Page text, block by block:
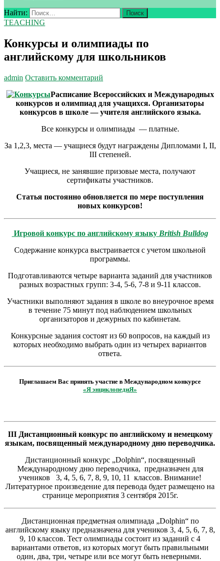
Найти:
TEACHING
Конкурсы и олимпиады по
английскому для школьников
admin Оставить комментарий
Расписание Всероссийских и Международных
конкурсов и олимпиад для учащихся. Организаторы
конкурсов в школе — учителя английского языка.
Все конкурсы и олимпиады — платные.
За 1,2,3, места — учащиеся будут награждены Дипломами I, II,
III степеней.
Учащиеся, не занявшие призовые места, получают
сертификаты участников.
Статья постоянно обновляется по мере поступления
новых конкурсов!
Игровой конкурс по английскому языку British Bulldog
Содержание конкурса выстраивается с учетом школьной
программы.
Подготавливаются четыре варианта заданий для участников
разных возрастных групп: 3-4, 5-6, 7-8 и 9-11 классов.
Участники выполняют задания в школе во внеурочное время
в течение 75 минут под наблюдением школьных
организаторов и дежурных по кабинетам.
Конкурсные задания состоят из 60 вопросов, на каждый из
которых необходимо выбрать один из четырех вариантов
ответа.
Приглашаем Вас принять участие в Международном конкурсе
«Я энциклопедиЯ»
IIIДистанционный конкурс по английскому и немецкому
языкам, посвященный международному дню переводчика.
Дистанционный конкурс „Dolphin“, посвященный
Международному дню переводчика, предназначен для
учеников 3, 4, 5, 6, 7, 8, 9, 10, 11 классов. Внимание!
Литературное произведение для перевода будет размещено на
странице мероприятия 3 сентября 2015г.
Дистанционная предметная олимпиада „Dolphin“ по
английскому языку предназначена для учеников 3, 4, 5, 6, 7, 8,
9, 10 классов. Тест олимпиады состоит из заданий с 4
вариантами ответов, из которых могут быть правильными
один, два, три, четыре или все могут быть неверными.